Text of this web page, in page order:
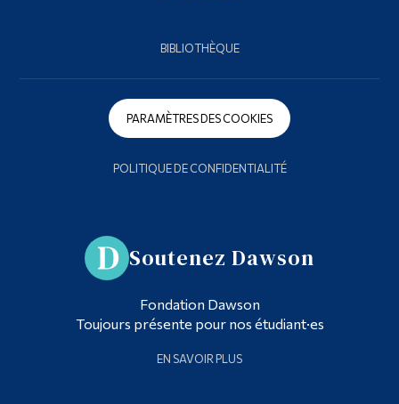
BIBLIOTHÈQUE
PARAMÈTRES DES COOKIES
POLITIQUE DE CONFIDENTIALITÉ
Soutenez Dawson
Fondation Dawson
Toujours présente pour nos étudiant·es
EN SAVOIR PLUS